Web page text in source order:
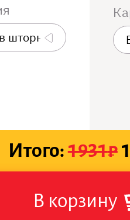
Итого:1931₽
В корзину